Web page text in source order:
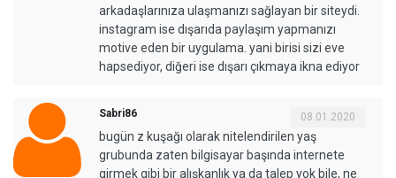
arkadaşlarınıza ulaşmanızı sağlayan bir siteydi.
instagram ise dışarıda paylaşım yapmanızı
motive eden bir uygulama. yani birisi sizi eve
hapsediyor, diğeri ise dışarı çıkmaya ikna ediyor
Sabri86 08.01.2020
bugün z kuşağı olarak nitelendirilen yaş
grubunda zaten bilgisayar başında internete
girmek gibi bir alışkanlık ya da talep yok bile, ne